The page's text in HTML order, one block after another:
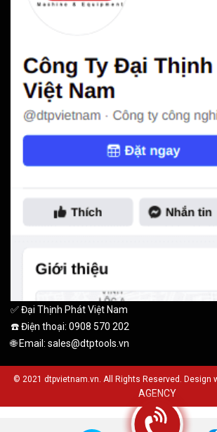
✅ Đại Thịnh Phát Việt Nam
☎️ Điện thoại: 0908 570 202
🌐 Email: sales@dtptools.vn
© 2021 dtpvietnam.vn. All Rights Reserved. Design
AGENCY